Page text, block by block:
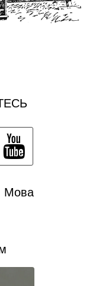
Мова